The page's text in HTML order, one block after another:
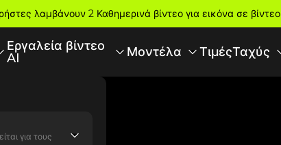
λαμβάνουν 2 Καθημερινά βίντεο για εικόνα σε
Εργαλεία βίντεο
AI
Μοντέλα ΤιμέςΤαχύς
για τους